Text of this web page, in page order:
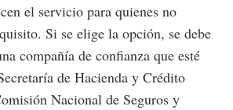
el servicio para quienes no
Si se elige la opción, se debe
compañía de confianza que esté
de Hacienda y Crédito
Nacional de Seguros y